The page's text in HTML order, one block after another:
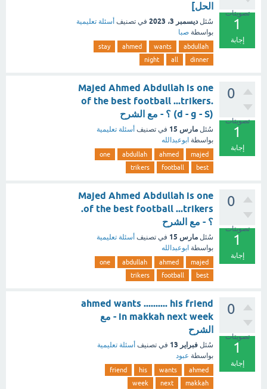
تصويتات
1
إجابة
الحل]
سُئل ديسمبر 3، 2023 في تصنيف أسئلة تعليمية
بواسطة صبا
abdullah
wants
ahmed
stay
dinner
all
night
0
تصويتات
1
إجابة
Majed Ahmed Abdullah is one
of the best football ...trikers.
(d - g - S) ؟ - مع الشرح
سُئل مارس 15 في تصنيف أسئلة تعليمية
بواسطة ابوعبدالله
majed
ahmed
abdullah
one
best
football
trikers
0
تصويتات
1
إجابة
Majed Ahmed Abdullah is one
of the best football ...trikers.
؟ - مع الشرح
سُئل مارس 15 في تصنيف أسئلة تعليمية
بواسطة ابوعبدالله
majed
ahmed
abdullah
one
best
football
trikers
0
تصويتات
1
إجابة
ahmed wants .......... his friend
in makkah next week - مع
الشرح
سُئل فبراير 13 في تصنيف أسئلة تعليمية
بواسطة عبود
ahmed
wants
his
friend
makkah
next
week